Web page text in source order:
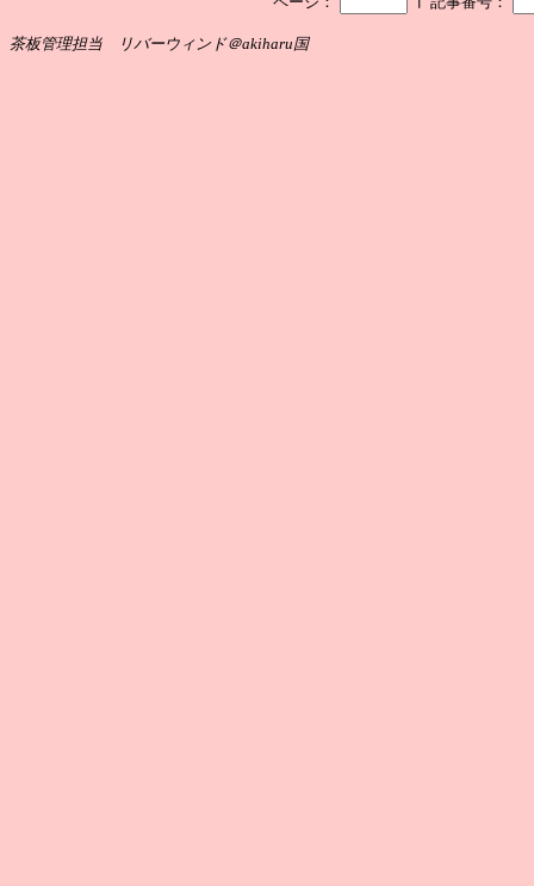
茶板管理担当 リバーウィンド＠akiharu国